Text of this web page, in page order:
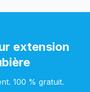
extension
100 % gratuit.